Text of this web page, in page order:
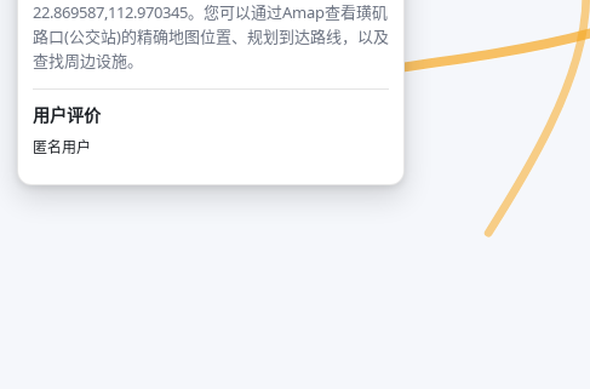
22.869587,112.970345。您可以通过Amap查看璜矶
路口(公交站)的精确地图位置、规划到达路线，以及
查找周边设施。
用户评价
匿名用户